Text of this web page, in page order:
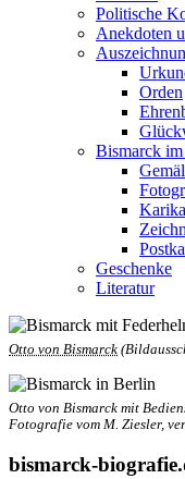
Politische
Anekdoten
Orden
Bismarck
Geschenke
Literatur
Otto von Bismarck
Otto von Bismarck mit
Fotografie vom M. Ziesler,
bismarck-